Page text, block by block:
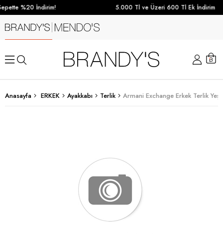
%20 İndirim! 5.000 Tl ve Üzeri 600 Tl Ek İndirim
Anasayfa ERKEK Ayakkabı Terlik Armani Exchange Erkek Terlik Yeşil